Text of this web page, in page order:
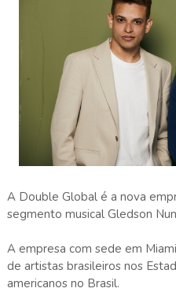
A Double Global é a nova
segmento musical Gledson
A empresa com sede em
de artistas brasileiros nos
americanos no Brasil.